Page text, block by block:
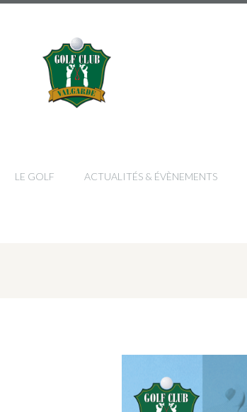
LE GOLF ACTUALITÉS & ÉVÈNEMENTS